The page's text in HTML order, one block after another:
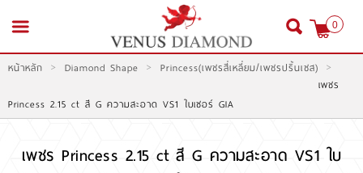
เข้าสู่ระบบ สมัครสมาชิก
0
หน้าหลัก > Diamond Shape > Princess(เพชรสี่เหลี่ยม/เพชรปริ้นเซส) >
เพชร
Princess 2.15 ct สี G ความสะอาด VS1 ใบเซอร์ GIA
เพชร Princess 2.15 ct สี G ความสะอาด VS1 ใบ